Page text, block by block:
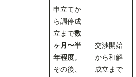
申立てか
ら調停成
立まで数
ヶ月〜半
年程度。
その後、
交渉開始
から和解
成立まで